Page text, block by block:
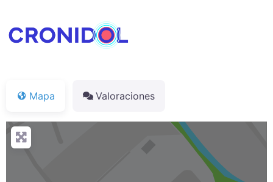
Mapa Valoraciones